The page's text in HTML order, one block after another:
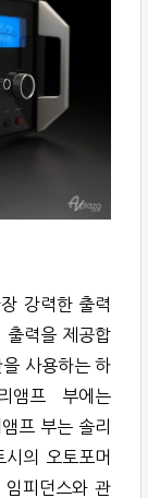
강력한 출력
력을 제공합
사용하는 하
앰프 부에는
프 부는 솔리
의 오토포머
피던스와 관